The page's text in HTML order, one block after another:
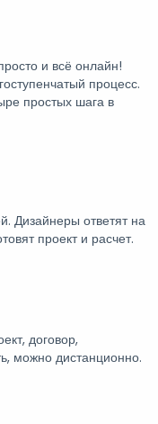
и всё онлайн!
процесс.
простых шага в
Дизайнеры ответят на
проект и расчет.
договор,
можно дистанционно.